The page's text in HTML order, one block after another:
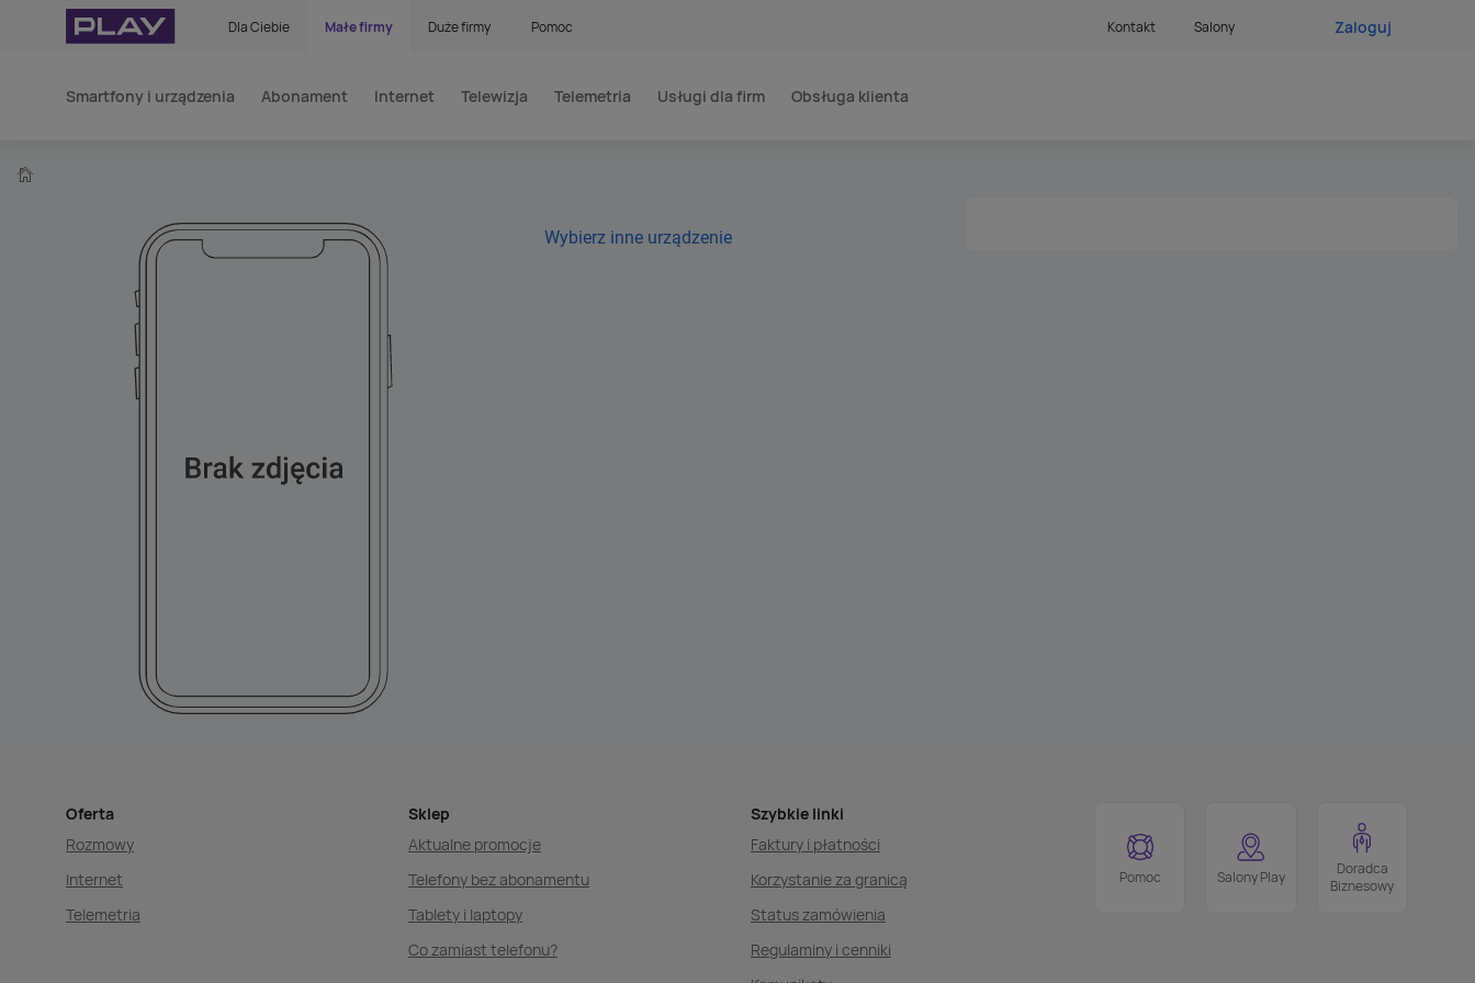
Dla Ciebie Małe firmy Duże firmy Pomoc Kontakt Salony Zaloguj
Smartfony i urządzenia Abonament Internet Telewizja Telemetria Usługi dla firm Obsługa klienta
Wybierz inne urządzenie
Oferta
Rozmowy
Internet
Telemetria
Sklep
Aktualne promocje
Telefony bez abonamentu
Tablety i laptopy
Co zamiast telefonu?
Szybkie linki
Faktury i płatności
Korzystanie za granicą
Status zamówienia
Regulaminy i cenniki
Pomoc Salony Play
Doradca
Biznesowy